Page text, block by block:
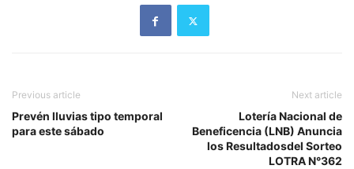
Previous article
Prevén lluvias tipo temporal
para este sábado
Next article
Lotería Nacional de
Beneficencia (LNB) Anuncia
los Resultadosdel Sorteo
LOTRA N°362